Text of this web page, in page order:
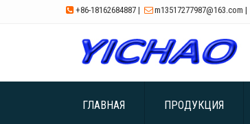
 +86-18162684887 | m13517277987@163.com |
ГЛАВНАЯ ПРОДУКЦИЯ